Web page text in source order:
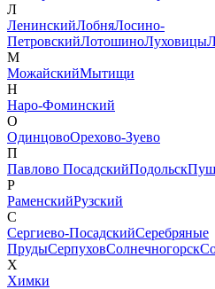
Л
ЛенинскийЛобняЛосино-
ПетровскийЛотошиноЛуховицы
М
МожайскийМытищи
Н
Наро-Фоминский
О
ОдинцовоОрехово-Зуево
П
Павлово ПосадскийПодольск
Р
РаменскийРузский
С
Сергиево-ПосадскийСеребряные
ПрудыСерпуховСолнечногорск
Х
Химки